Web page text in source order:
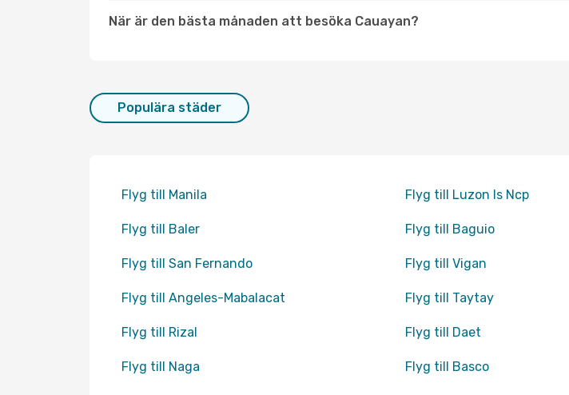
När är den bästa månaden att besöka Cauayan?
Populära städer
Flyg till Manila Flyg till Luzon Is Ncp
Flyg till Baler Flyg till Baguio
Flyg till San Fernando Flyg till Vigan
Flyg till Angeles-Mabalacat Flyg till Taytay
Flyg till Rizal Flyg till Daet
Flyg till Naga Flyg till Basco